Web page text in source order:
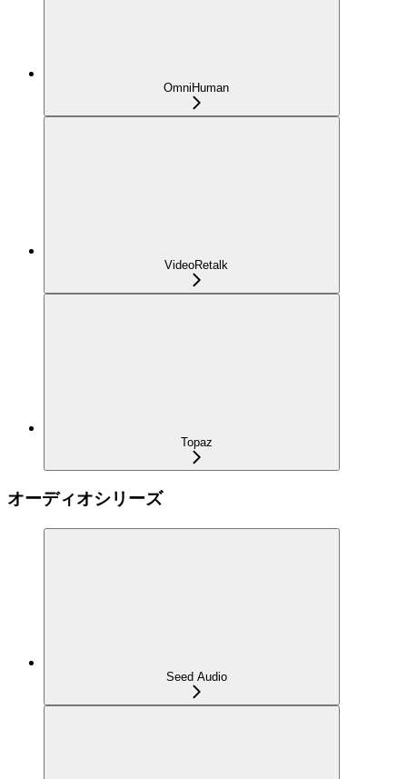
OmniHuman
VideoRetalk
Topaz
オーディオシリーズ
Seed Audio